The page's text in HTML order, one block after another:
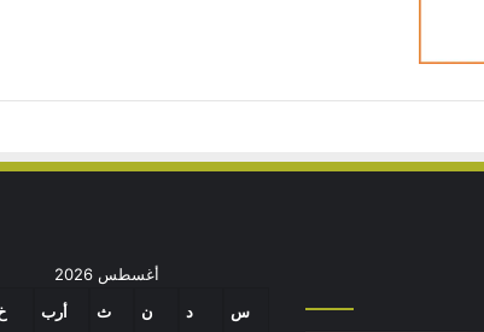
أغسطس 2026
س
د ن ث أرب